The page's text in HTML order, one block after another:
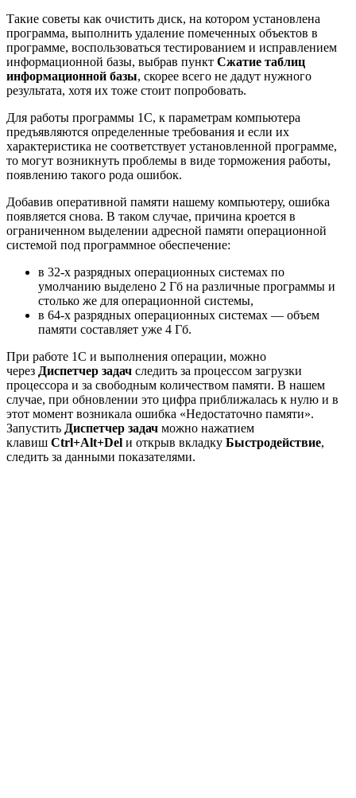
Такие советы как очистить диск, на котором установлена
программа, выполнить удаление помеченных объектов в
программе, воспользоваться тестированием и исправлением
информационной базы, выбрав пункт Сжатие таблиц
информационной базы, скорее всего не дадут нужного
результата, хотя их тоже стоит попробовать.
Для работы программы 1С, к параметрам компьютера
предъявляются определенные требования и если их
характеристика не соответствует установленной программе,
то могут возникнуть проблемы в виде торможения работы,
появлению такого рода ошибок.
Добавив оперативной памяти нашему компьютеру, ошибка
появляется снова. В таком случае, причина кроется в
ограниченном выделении адресной памяти операционной
системой под программное обеспечение:
в 32-х разрядных операционных системах по
умолчанию выделено 2 Гб на различные программы и
столько же для операционной системы,
в 64-х разрядных операционных системах — объем
памяти составляет уже 4 Гб.
При работе 1С и выполнения операции, можно
через Диспетчер задач следить за процессом загрузки
процессора и за свободным количеством памяти. В нашем
случае, при обновлении это цифра приближалась к нулю и в
этот момент возникала ошибка «Недостаточно памяти».
Запустить Диспетчер задач можно нажатием
клавиш Ctrl+Alt+Del и открыв вкладку Быстродействие,
следить за данными показателями.